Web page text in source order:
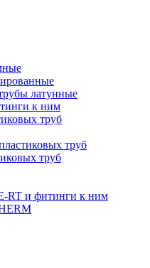
латунные
к ним
труб
труб
труб
RT и фитинги к ним